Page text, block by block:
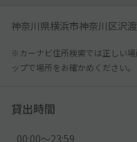
神奈川県横浜市神奈川区沢
※カーナビ住所検索では正しい
ップで場所をお確かめください。
貸出時間
00:00〜23:59